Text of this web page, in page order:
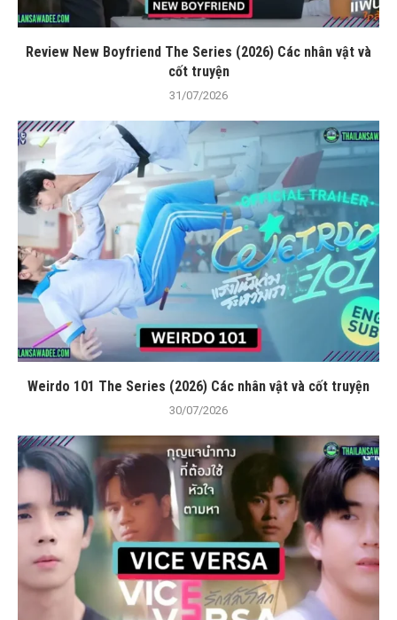
Review New Boyfriend The Series (2026) Các nhân vật và
cốt truyện
31/07/2026
Weirdo 101 The Series (2026) Các nhân vật và cốt truyện
30/07/2026